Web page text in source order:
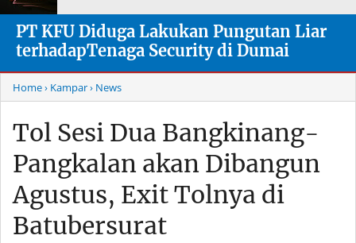
PT KFU Diduga Lakukan Pungutan Liar
terhadapTenaga Security di Dumai
Home› Kampar› News
Tol Sesi Dua Bangkinang-
Pangkalan akan Dibangun
Agustus, Exit Tolnya di
Batubersurat